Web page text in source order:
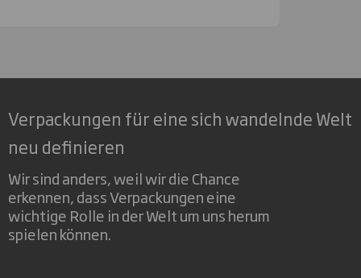
Verpackungen für eine sich wandelnde Welt
neu definieren
Wir sind anders, weil wir die Chance
erkennen, dass Verpackungen eine
wichtige Rolle in der Welt um uns herum
spielen können.